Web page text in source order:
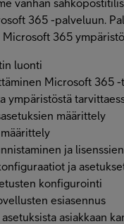
vanhan
365 -palveluun.
365
luonti
Microsoft 365
ympäristöstä
määrittely
ja
ja
konfigurointi
esiasennus
asiakkaan